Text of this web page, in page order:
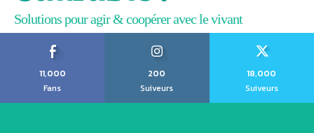
Solutions pour agir & coopérer avec le vivant
11,000
Fans
200
Suiveurs
18,000
Suiveurs